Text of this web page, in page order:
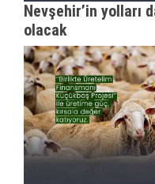
Nevşehir’in yolları
olacak